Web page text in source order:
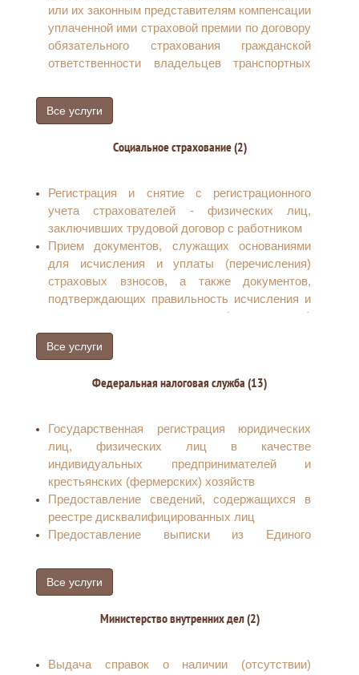
или их законным представителям компенсации
уплаченной ими страховой премии по договору
обязательного страхования гражданской
ответственности владельцев транспортных
Все услуги
Социальное страхование (2)
Регистрация и снятие с регистрационного
учета страхователей - физических лиц,
заключивших трудовой договор с работником
Прием документов, служащих основаниями
для исчисления и уплаты (перечисления)
страховых взносов, а также документов,
подтверждающих правильность исчисления и
своевременность уплаты (перечисления)
страховых взносов
Все услуги
Федеральная налоговая служба (13)
Государственная регистрация юридических
лиц, физических лиц в качестве
индивидуальных предпринимателей и
крестьянских (фермерских) хозяйств
Предоставление сведений, содержащихся в
реестре дисквалифицированных лиц
Предоставление выписки из Единого
налогоплательщиков (в части предоставления
по запросам физических и юридических лиц
исключением сведений, содержащих
Предоставление сведений, содержащихся в
Все услуги
Министерство внутренних дел (2)
Выдача справок о наличии (отсутствии)